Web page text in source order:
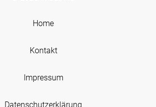
Home
Kontakt
Impressum
Datenschutzerklärung